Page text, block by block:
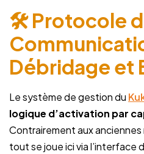
🛠️ Protocole
Débridage et
Le système de gestion du
logique d’activation par
Contrairement aux
tout se joue ici via l’interface